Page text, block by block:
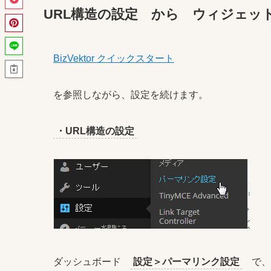
URL構造の設定 から ウィジェッ
BizVektor クイックスタート
を参照しながら、設定を続けます。
・URL構造の設定
ダッシュボード 設定＞パーマリンク設定 で、